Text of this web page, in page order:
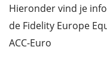
Hieronder vind je
de Fidelity Europe
ACC-Euro